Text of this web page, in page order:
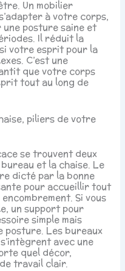
Un mobilier
à votre corps,
posture saine et
Il réduit la
votre esprit pour la
C’est une
que votre corps
tout au long de
piliers de votre
se trouvent deux
et la chaise. Le
dicté par la bonne
pour accueillir tout
Si vous
un support pour
simple mais
posture. Les bureaux
avec une
quel décor,
travail clair.